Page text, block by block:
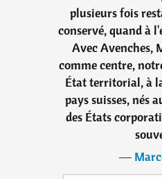
plusieurs fois
conservé, quand à
Avec Avenches,
comme centre,
État territorial, à
pays suisses, nés
des États
―